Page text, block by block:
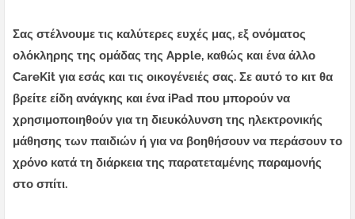
Σας στέλνουμε τις καλύτερες ευχές μας, εξ ονόματος
ολόκληρης της ομάδας της Apple, καθώς και ένα άλλο
CareKit για εσάς και τις οικογένειές σας. Σε αυτό το κιτ θα
βρείτε είδη ανάγκης και ένα iPad που μπορούν να
χρησιμοποιηθούν για τη διευκόλυνση της ηλεκτρονικής
μάθησης των παιδιών ή για να βοηθήσουν να περάσουν το
χρόνο κατά τη διάρκεια της παρατεταμένης παραμονής
στο σπίτι.